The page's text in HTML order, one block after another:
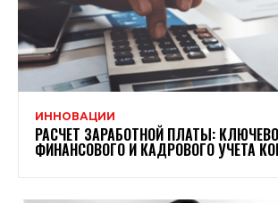
ИННОВАЦИИ
РАСЧЕТ ЗАРАБОТНОЙ ПЛАТЫ:
ФИНАНСОВОГО И КАДРОВОГО УЧЕТА